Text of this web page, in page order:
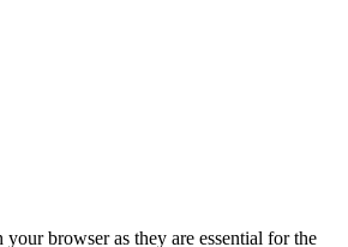
browser as they are essential for the